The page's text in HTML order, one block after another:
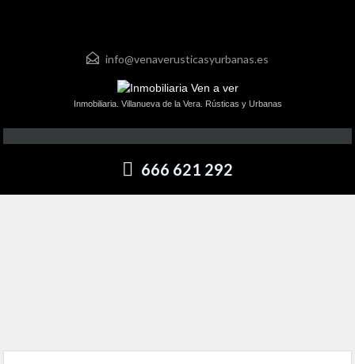
info@venaverusticasyurbanas.es
Inmobiliaria. Villanueva de la Vera. Rústicas y Urbanas
666 621 292